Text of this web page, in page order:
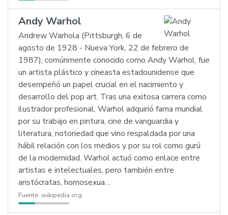
Andy Warhol
Andrew Warhola (Pittsburgh, 6 de
agosto de 1928 - Nueva York, 22 de febrero de
1987), comúnmente conocido como Andy Warhol, fue
un artista plástico y cineasta estadounidense que
desempeñó un papel crucial en el nacimiento y
desarrollo del pop art. Tras una exitosa carrera como
ilustrador profesional, Warhol adquirió fama mundial
por su trabajo en pintura, cine de vanguardia y
literatura, notoriedad que vino respaldada por una
hábil relación con los medios y por su rol como gurú
de la modernidad. Warhol actuó como enlace entre
artistas e intelectuales, pero también entre
aristócratas, homosexua…
Fuente: wikipedia.org